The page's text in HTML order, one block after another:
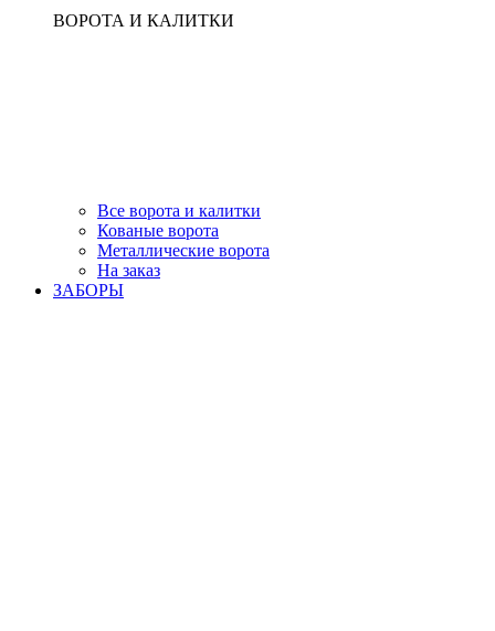
ВОРОТА И КАЛИТКИ
Все ворота и калитки
Кованые ворота
Металлические ворота
На заказ
ЗАБОРЫ